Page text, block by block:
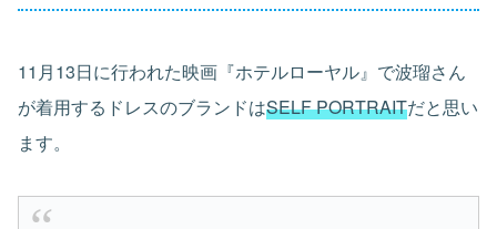
11月13日に行われた映画『ホテルローヤル』で波瑠さん
が着用するドレスのブランドはSELF PORTRAITだと思い
ます。